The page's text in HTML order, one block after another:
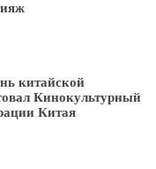
китайской
Кинокультурный
Китая